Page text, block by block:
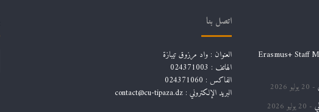
Erasmus+ Staff
20 يوليو 2026
20 يوليو 2026
اتصل بنا
العنوان : واد مرزوق تيبازة
الهاتف : 024371003
الفاكس : 024371060
البريد الإلكتروني :contact@cu-tipaza.dz